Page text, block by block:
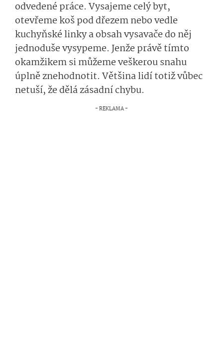
odvedené práce. Vysajeme celý byt,
otevřeme koš pod dřezem nebo vedle
kuchyňské linky a obsah vysavače do něj
jednoduše vysypeme. Jenže právě tímto
okamžikem si můžeme veškerou snahu
úplně znehodnotit. Většina lidí totiž vůbec
netuší, že dělá zásadní chybu.